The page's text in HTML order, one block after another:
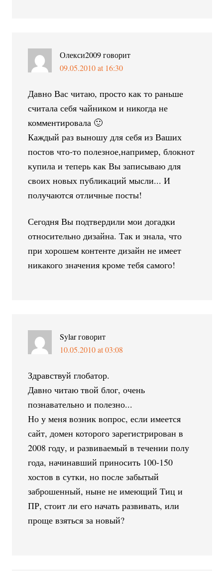
Олекси2009 говорит
09.05.2010 at 16:30
Давно Вас читаю, просто как то раньше
считала себя чайником и никогда не
комментировала 🙂
Каждый раз выношу для себя из Ваших
постов что-то полезное,например, блокнот
купила и теперь как Вы записываю для
своих новых публикаций мысли... И
получаются отличные посты!
Сегодня Вы подтвердили мои догадки
относительно дизайна. Так и знала, что
при хорошем контенте дизайн не имеет
никакого значения кроме тебя самого!
Sylarговорит
10.05.2010 at 03:08
Здравствуй глобатор.
Давно читаю твой блог, очень
познавательно и полезно...
Но у меня возник вопрос, если имеется
сайт, домен которого зарегистрирован в
2008 году, и развиваемый в течении полу
года, начинавший приносить 100-150
хостов в сутки, но после забытый
заброшенный, ныне не имеющий Тиц и
ПР, стоит ли его начать развивать, или
проще взяться за новый?